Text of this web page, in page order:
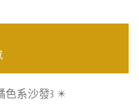
色系沙發꒱ ✴️